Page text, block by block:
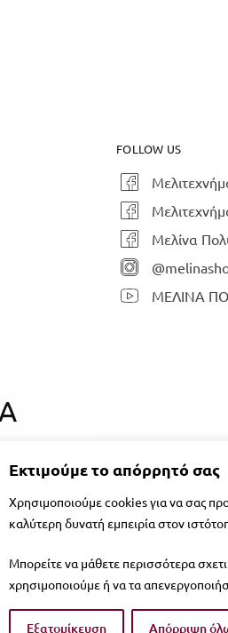
Εκτιμούμε το απόρρητό σας
Χρησιμοποιούμε cookies για να σας
καλύτερη δυνατή εμπειρία στον
Μπορείτε να μάθετε περισσότερα
χρησιμοποιούμε ή να τα
Εξατομίκευση Απόρριψη
FOLLOW US
Μελίνα
ΜΕΛΙΝΑ
στο email